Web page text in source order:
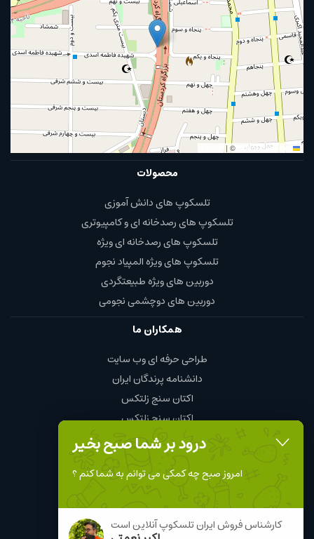
درود بر شما صبح بخیر
امروز صبح چه کمکی می توانم به شما کنم ؟
کارشناس فروش ایران تلسکوپ آنلاین است
| © OpenStreetMap
محصولات
تلسکوپ های دانش آموزی
تلسکوپ های رصدخانه ای و کامپیوتری
تلسکوپ های رصدخانه ای ویژه
تلسکوپ های ویژه المپیاد نجوم
دوربین های ویژه طبیعتگردی
دوربین های دوچشمی نجومی
همکاران ما
طراحی حرفه ای وب سایت
دانشنامه پرندگان ایران
اکتان سنج زلتکس
اکتان سنج زلتکس
چای و قهوه محمود
نمایندگی چینت الکتریک chint